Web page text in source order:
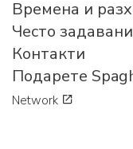
Времена и
Често
Контакти
Подарете
Network